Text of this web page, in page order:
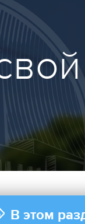
В этом